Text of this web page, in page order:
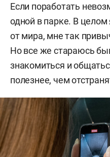
Если поработать
одной в парке. В
от мира, мне так
Но все же стараюсь
знакомиться и
полезнее, чем